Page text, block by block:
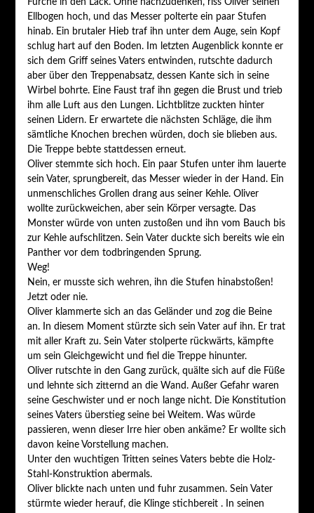
Furche in den Lack. Ohne nachzudenken, riss Oliver seinen
Ellbogen hoch, und das Messer polterte ein paar Stufen
hinab. Ein brutaler Hieb traf ihn unter dem Auge, sein Kopf
schlug hart auf den Boden. Im letzten Augenblick konnte er
sich dem Griﬀ seines Vaters entwinden, rutschte dadurch
aber über den Treppenabsatz, dessen Kante sich in seine
Wirbel bohrte. Eine Faust traf ihn gegen die Brust und trieb
ihm alle Luft aus den Lungen. Lichtblitze zuckten hinter
seinen Lidern. Er erwartete die nächsten Schläge, die ihm
sämtliche Knochen brechen würden, doch sie blieben aus.
Die Treppe bebte stattdessen erneut.
Oliver stemmte sich hoch. Ein paar Stufen unter ihm lauerte
sein Vater, sprungbereit, das Messer wieder in der Hand. Ein
unmenschliches Grollen drang aus seiner Kehle. Oliver
wollte zurückweichen, aber sein Körper versagte. Das
Monster würde von unten zustoßen und ihn vom Bauch bis
zur Kehle aufschlitzen. Sein Vater duckte sich bereits wie ein
Panther vor dem todbringenden Sprung.
Weg!
Nein, er musste sich wehren, ihn die Stufen hinabstoßen!
Jetzt oder nie.
Oliver klammerte sich an das Geländer und zog die Beine
an. In diesem Moment stürzte sich sein Vater auf ihn. Er trat
mit aller Kraft zu. Sein Vater stolperte rückwärts, kämpfte
um sein Gleichgewicht und fiel die Treppe hinunter.
Oliver rutschte in den Gang zurück, quälte sich auf die Füße
und lehnte sich zitternd an die Wand. Außer Gefahr waren
seine Geschwister und er noch lange nicht. Die Konstitution
seines Vaters überstieg seine bei Weitem. Was würde
passieren, wenn dieser Irre hier oben ankäme? Er wollte sich
davon keine Vorstellung machen.
Unter den wuchtigen Tritten seines Vaters bebte die Holz-
Stahl-Konstruktion abermals.
Oliver blickte nach unten und fuhr zusammen. Sein Vater
stürmte wieder herauf, die Klinge stichbereit . In seinen